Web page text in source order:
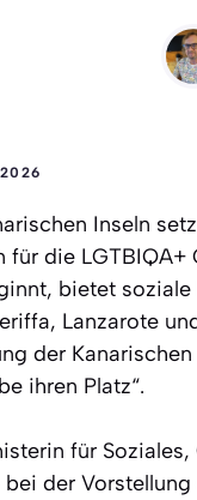
Inseln
für die
bietet soziale
Lanzarote
der
ihren Platz“.
für
bei der